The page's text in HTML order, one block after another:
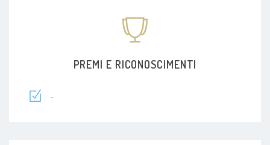
PREMI E RICONOSCIMENTI
-